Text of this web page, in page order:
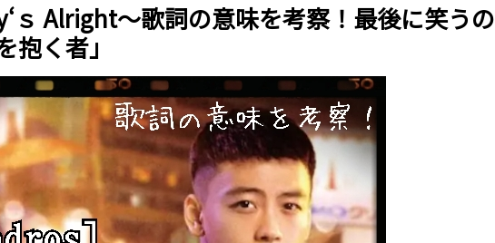
ｓ Alright～歌詞の意味を考察！最後に笑うの
く者」￼